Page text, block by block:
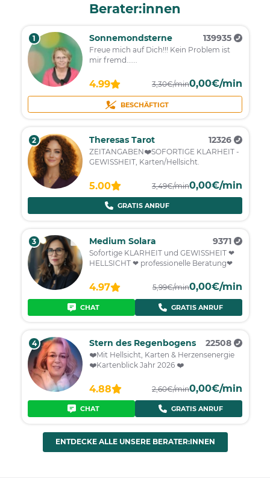
Berater:innen
1 Sonnemondsterne 139935
Freue mich auf Dich!!! Kein Problem ist
mir fremd......
4.99 3,30€/min0,00€/min
BESCHÄFTIGT
2 Theresas Tarot 12326
ZEITANGABEN❤️SOFORTIGE KLARHEIT -
GEWISSHEIT, Karten/Hellsicht.
5.00 3,49€/min0,00€/min
GRATIS ANRUF
3 Medium Solara 9371
Sofortige KLARHEIT und GEWISSHEIT ❤
HELLSICHT ❤ professionelle Beratung❤
4.97 5,99€/min0,00€/min
CHAT GRATIS ANRUF
4 Stern des Regenbogens 22508
❤️Mit Hellsicht, Karten & Herzensenergie
❤️Kartenblick Jahr 2026 ❤️
4.88 2,60€/min0,00€/min
CHAT GRATIS ANRUF
ENTDECKE ALLE UNSERE BERATER:INNEN